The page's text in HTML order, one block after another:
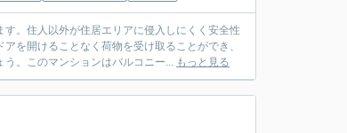
。住人以外が住居エリアに侵入しにくく安全性
を開けることなく荷物を受け取ることができ、
。このマンションはバルコニー... もっと見る